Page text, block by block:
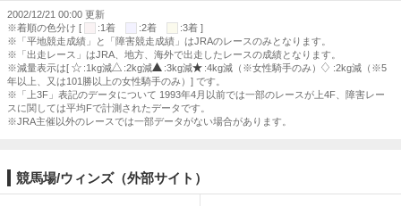
2002/12/21 00:00 更新
※着順の色分け [
:1着 :2着
:3着 ]
※「平地競走成績」と「障害競走成績」はJRAのレースのみとなります。
※「出走レース」はJRA、地方、海外で出走したレースの成績となります。
※減量表示は[
:1kg減 :2kg減 :3kg減 :4kg減（※女性騎手のみ）
:2kg減（※5
年以上、又は101勝以上の女性騎手のみ）] です。
※「上3F」表記のデータについて 1993年4月以前では一部のレースが上4F、障害レー
スに関しては平均Fで計測されたデータです。
※JRA主催以外のレースでは一部データがない場合があります。
競馬場/ウィンズ（外部サイト）